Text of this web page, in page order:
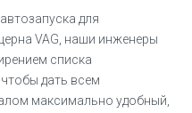
для
VAG, наши инженеры
списка
дать всем
максимально удобный,